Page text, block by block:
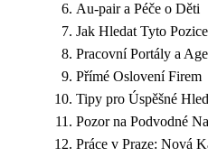
Au-pair a Péče o Děti
Jak Hledat Tyto
Pracovní Portály a
Přímé Oslovení Firem
Tipy pro Úspěšné
Pozor na Podvodné
Práce v Praze: Nová